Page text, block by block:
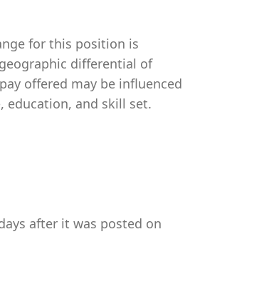
for this position is
differential of
offered may be influenced
education, and skill set.
after it was posted on